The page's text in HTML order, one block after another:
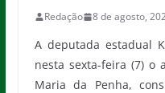
Redação 8 de agosto,
A deputada estadual
nesta sexta-feira (7) o
Maria da Penha,